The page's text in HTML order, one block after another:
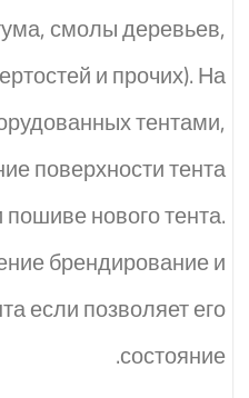
смолы деревьев,
и прочих). На
тентами,
поверхности тента
нового тента.
брендирование и
если позволяет его
состояние.